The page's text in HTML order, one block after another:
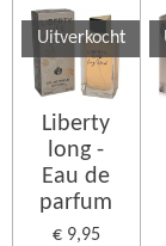
Uitverkocht
Liberty
long -
Eau de
parfum
€ 9,95